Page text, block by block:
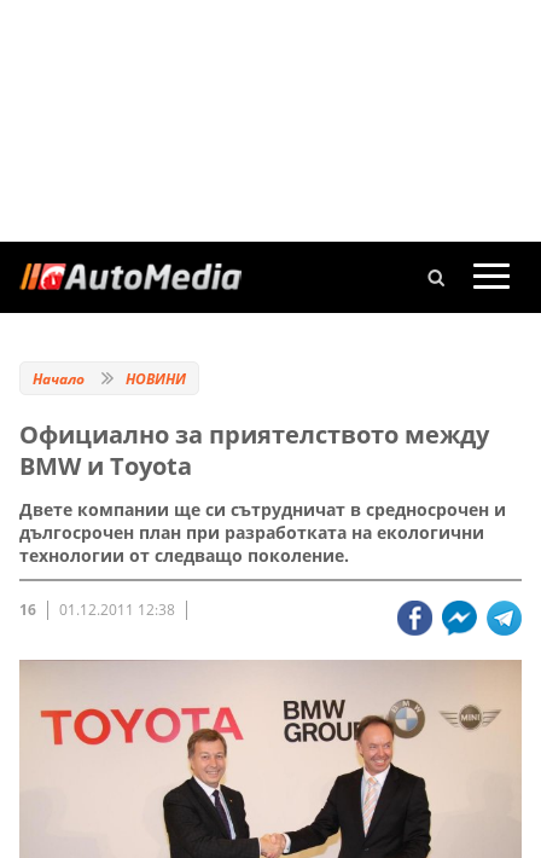
Начало НОВИНИ
Официално за приятелството между
BMW и Toyota
Двете компании ще си сътрудничат в средносрочен и
дългосрочен план при разработката на екологични
технологии от следващо поколение.
16 01.12.2011 12:38